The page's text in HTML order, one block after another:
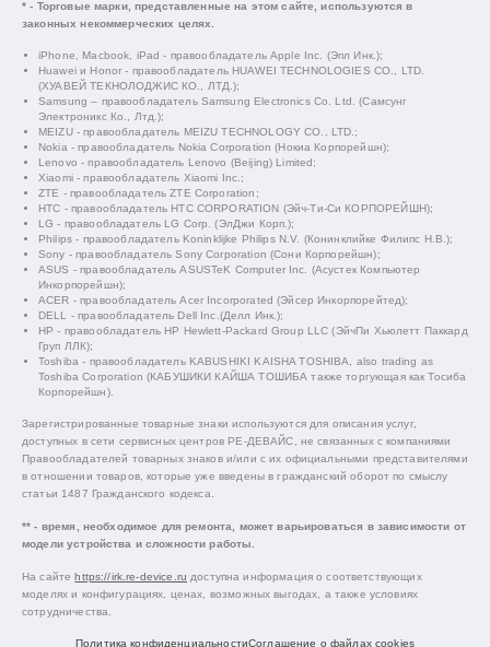
* - Торговые марки, представленные на этом сайте, используются в
законных некоммерческих целях.
iPhone, Macbook, iPad - правообладатель Apple Inc. (Эпл Инк.);
Huawei и Honor - правообладатель HUAWEI TECHNOLOGIES CO., LTD.
(ХУАВЕЙ ТЕКНОЛОДЖИС КО., ЛТД.);
Samsung – правообладатель Samsung Electronics Co. Ltd. (Самсунг
Электроникс Ко., Лтд.);
MEIZU - правообладатель MEIZU TECHNOLOGY CO., LTD.;
Nokia - правообладатель Nokia Corporation (Нокиа Корпорейшн);
Lenovo - правообладатель Lenovo (Beijing) Limited;
Xiaomi - правообладатель Xiaomi Inc.;
ZTE - правообладатель ZTE Corporation;
HTC - правообладатель HTC CORPORATION (Эйч-Ти-Си КОРПОРЕЙШН);
LG - правообладатель LG Corp. (ЭлДжи Корп.);
Philips - правообладатель Koninklijke Philips N.V. (Конинклийке Филипс Н.В.);
Sony - правообладатель Sony Corporation (Сони Корпорейшн);
ASUS - правообладатель ASUSTeK Computer Inc. (Асустек Компьютер
Инкорпорейшн);
ACER - правообладатель Acer Incorporated (Эйсер Инкорпорейтед);
DELL - правообладатель Dell Inc.(Делл Инк.);
HP - правообладатель HP Hewlett-Packard Group LLC (ЭйчПи Хьюлетт Паккард
Груп ЛЛК);
Toshiba - правообладатель KABUSHIKI KAISHA TOSHIBA, also trading as
Toshiba Corporation (КАБУШИКИ КАЙША ТОШИБА также торгующая как Тосиба
Корпорейшн).
Зарегистрированные товарные знаки используются для описания услуг,
доступных в сети сервисных центров РЕ-ДЕВАЙС, не связанных с компаниями
Правообладателей товарных знаков и/или с их официальными представителями
в отношении товаров, которые уже введены в гражданский оборот по смыслу
статьи 1487 Гражданского кодекса.
** - время, необходимое для ремонта, может варьироваться в зависимости от
модели устройства и сложности работы.
На сайтеhttps://irk.re-device.ru доступна информация о соответствующих
моделях и конфигурациях, ценах, возможных выгодах, а также условиях
сотрудничества.
Политика конфиденциальностиСоглашение о файлах cookies